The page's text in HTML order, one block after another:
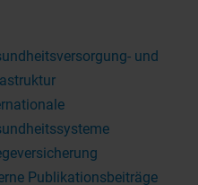
und
Publikationsbeiträge